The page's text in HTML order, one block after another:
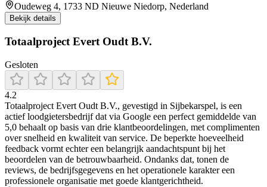
Oudeweg 4, 1733 ND Nieuwe Niedorp, Nederland
Bekijk details
Totaalproject Evert Oudt B.V.
Gesloten
4.2
Totaalproject Evert Oudt B.V., gevestigd in Sijbekarspel, is een
actief loodgietersbedrijf dat via Google een perfect gemiddelde van
5,0 behaalt op basis van drie klantbeoordelingen, met complimenten
over snelheid en kwaliteit van service. De beperkte hoeveelheid
feedback vormt echter een belangrijk aandachtspunt bij het
beoordelen van de betrouwbaarheid. Ondanks dat, tonen de
reviews, de bedrijfsgegevens en het operationele karakter een
professionele organisatie met goede klantgerichtheid.